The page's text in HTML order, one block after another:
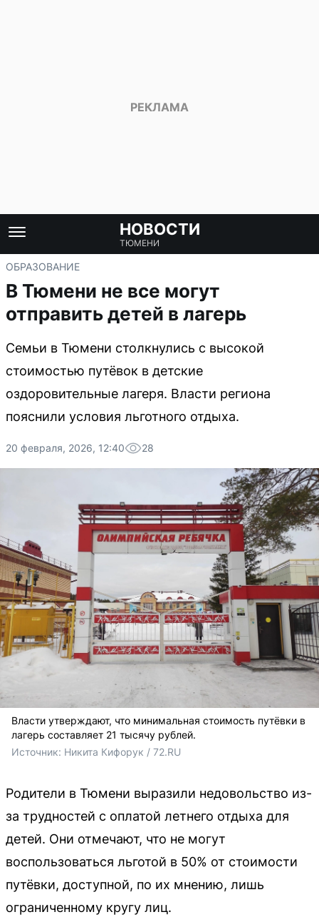
НОВОСТИ
ТЮМЕНИ
ОБРАЗОВАНИЕ
В Тюмени не все могут
отправить детей в лагерь
Семьи в Тюмени столкнулись с высокой
стоимостью путёвок в детские
оздоровительные лагеря. Власти региона
пояснили условия льготного отдыха.
20 февраля, 2026, 12:40 28
Власти утверждают, что минимальная стоимость путёвки в
лагерь составляет 21 тысячу рублей.
Источник: Никита Кифорук / 72.RU
Родители в Тюмени выразили недовольство из-
за трудностей с оплатой летнего отдыха для
детей. Они отмечают, что не могут
воспользоваться льготой в 50% от стоимости
путёвки, доступной, по их мнению, лишь
ограниченному кругу лиц.